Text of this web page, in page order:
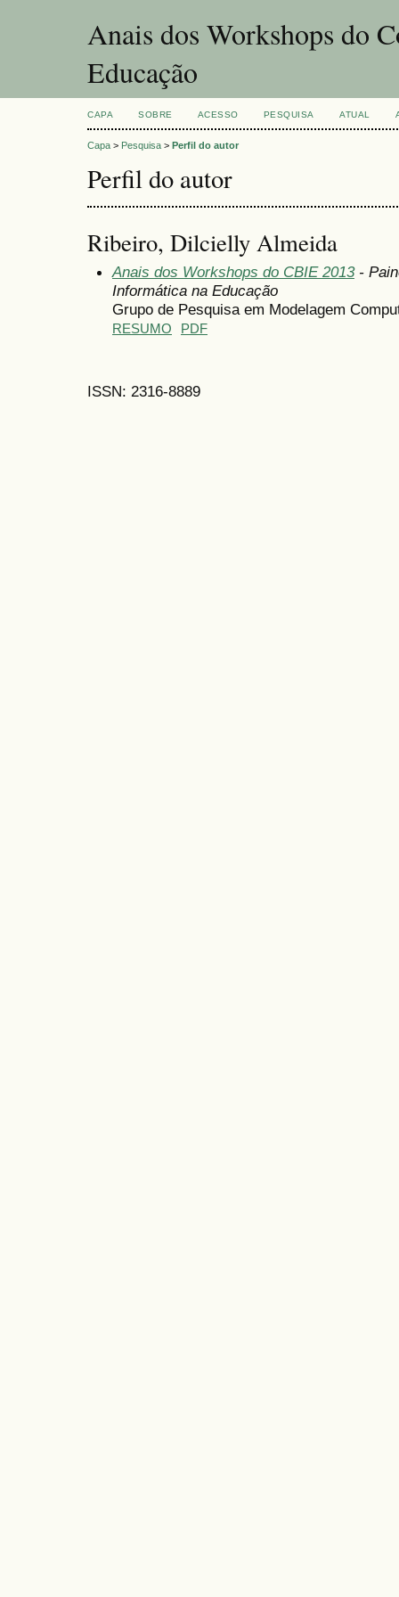
Anais dos Workshops do
Educação
CAPA SOBRE ACESSO PESQUISA ATUAL
Capa > Pesquisa > Perfil do autor
Perfil do autor
Ribeiro, Dilcielly Almeida
Anais dos Workshops do CBIE 2013-
Informática na Educação
Grupo de Pesquisa em Modelagem
RESUMO PDF
ISSN: 2316-8889